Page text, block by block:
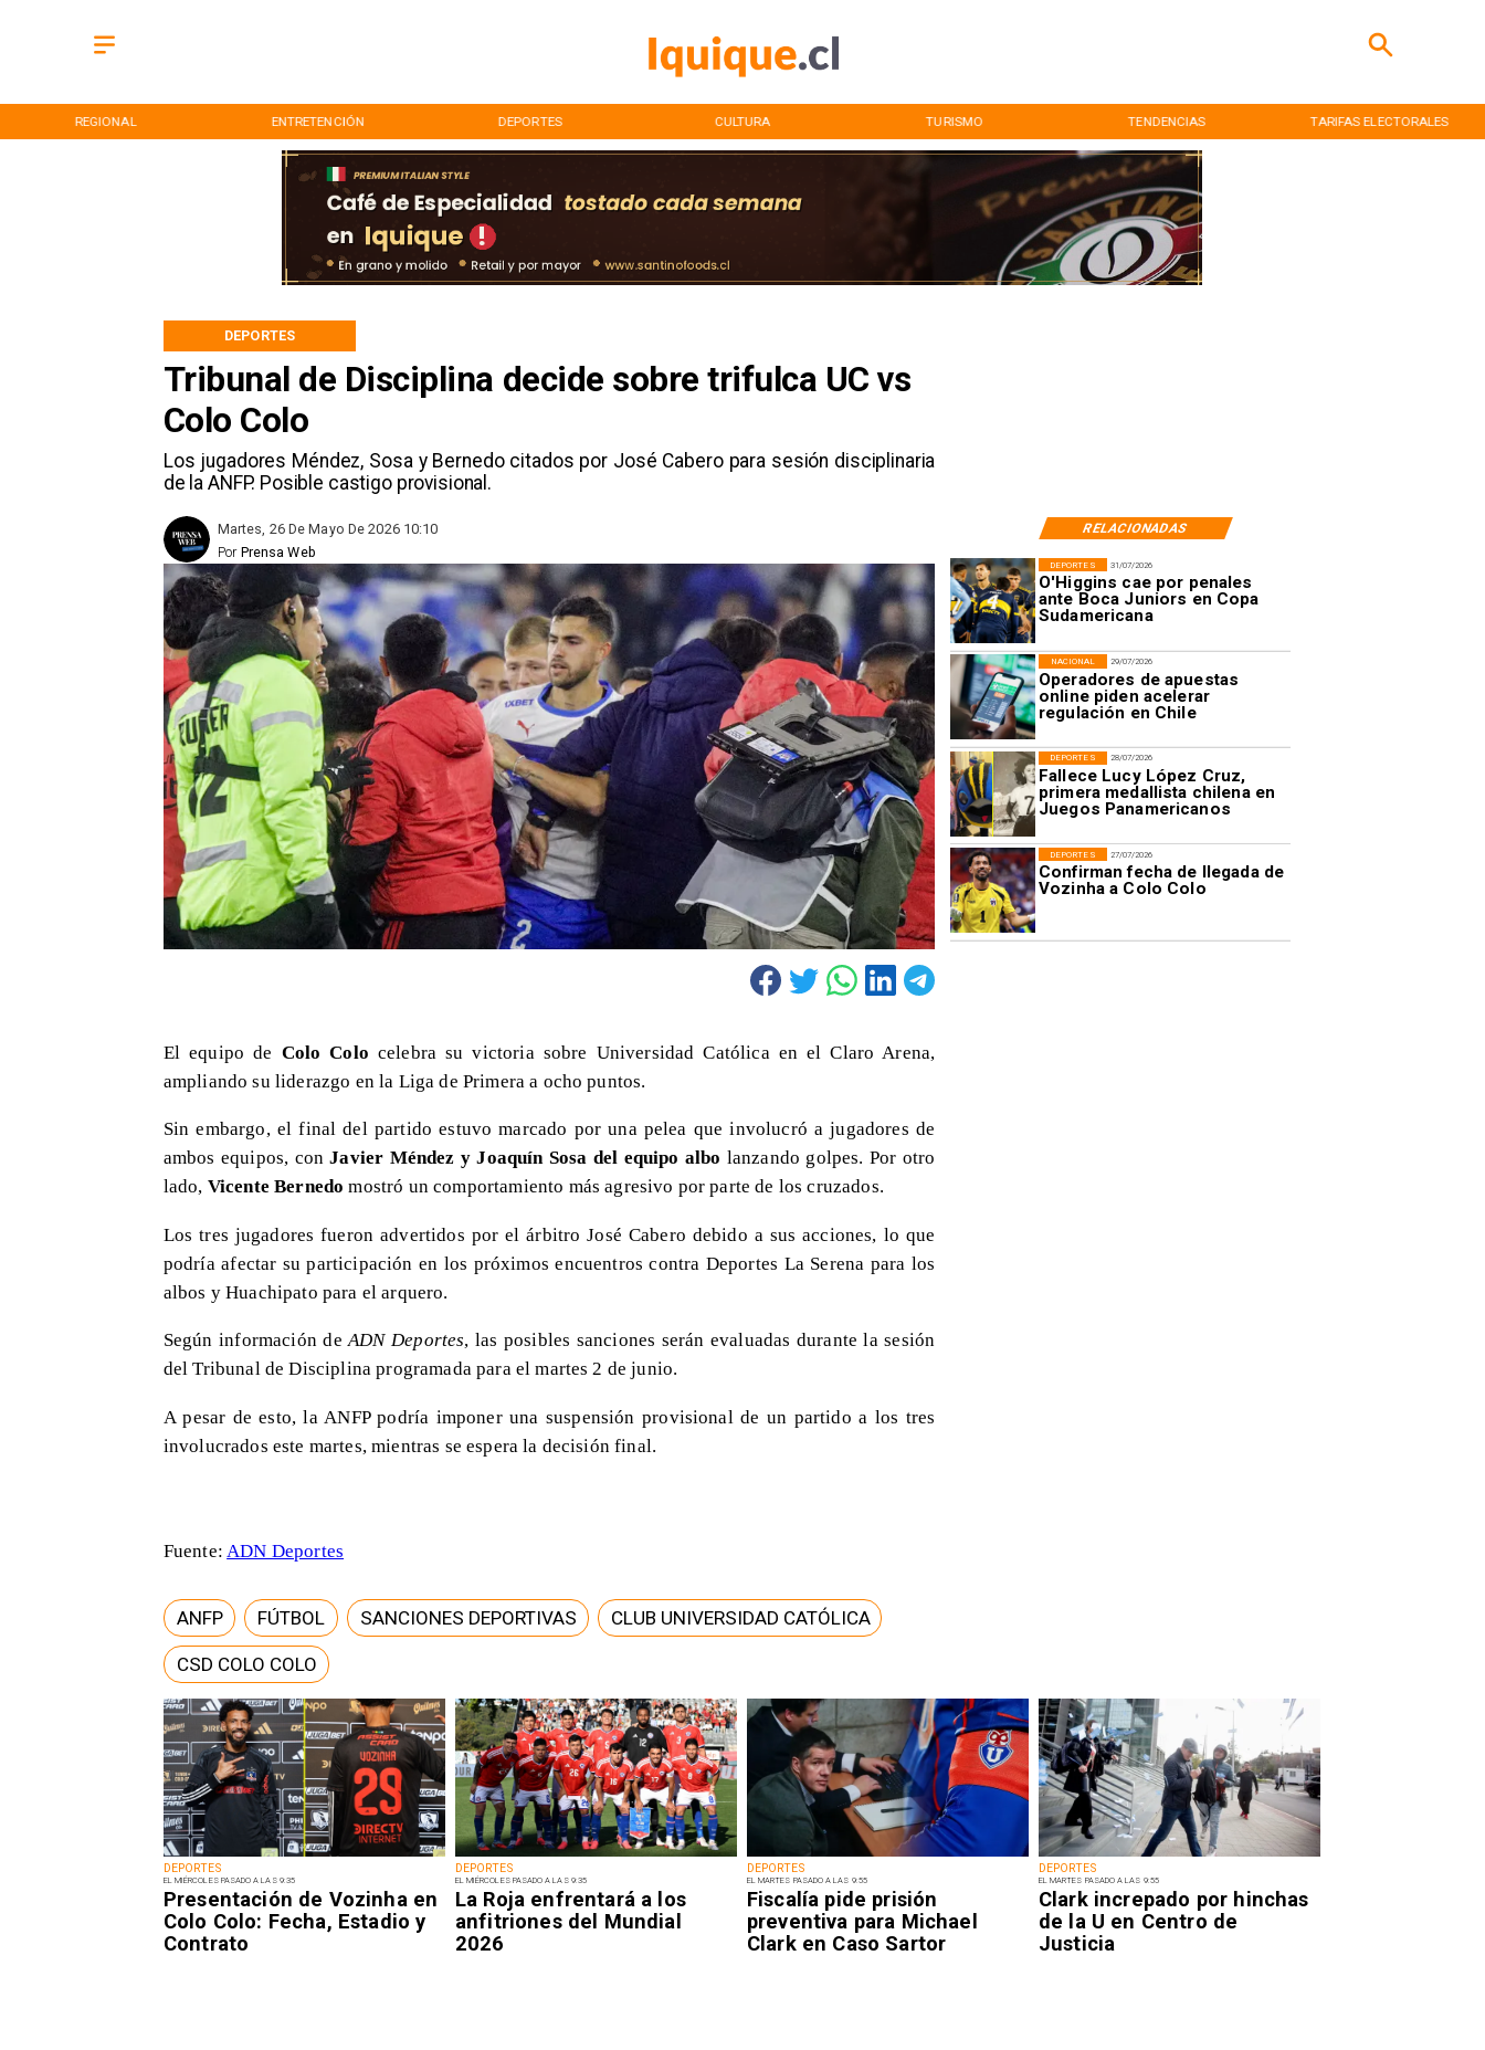
REGIONAL ENTRETENCIÓN DEPORTES CULTURA TURISMO TENDENCIAS TARIFAS ELECTORALES
Tribunal de Disciplina decide sobre trifulca UC vs
Colo Colo
Los jugadores Méndez, Sosa y Bernedo citados por José Cabero para sesión disciplinaria
de la ANFP. Posible castigo provisional.
DEPORTES
RELACIONADAS
Martes, 26 De Mayo De 2026 10:10
Prensa Web
Por
DEPORTES
EL MIÉRCOLES PASADO A LAS 9:35
Presentación de Vozinha en
Colo Colo: Fecha, Estadio y
Contrato
DEPORTES
EL MIÉRCOLES PASADO A LAS 9:35
La Roja enfrentará a los
anfitriones del Mundial
2026
DEPORTES
EL MARTES PASADO A LAS 9:55
Fiscalía pide prisión
preventiva para Michael
Clark en Caso Sartor
DEPORTES
EL MARTES PASADO A LAS 9:55
Clark increpado por hinchas
de la U en Centro de
Justicia
31/07/2026
O'Higgins cae por penales
ante Boca Juniors en Copa
Sudamericana
DEPORTES
29/07/2026
Operadores de apuestas
online piden acelerar
regulación en Chile
NACIONAL
28/07/2026
Fallece Lucy López Cruz,
primera medallista chilena en
Juegos Panamericanos
DEPORTES
27/07/2026
Confirman fecha de llegada de
Vozinha a Colo Colo
DEPORTES
El equipo de Colo Colo celebra su victoria sobre Universidad Católica en el Claro Arena,
ampliando su liderazgo en la Liga de Primera a ocho puntos.
Sin embargo, el final del partido estuvo marcado por una pelea que involucró a jugadores de
ambos equipos, conJavier Méndez y Joaquín Sosa del equipo albo lanzando golpes. Por otro
lado, Vicente Bernedo mostró un comportamiento más agresivo por parte de los cruzados.
Los tres jugadores fueron advertidos por el árbitro José Cabero debido a sus acciones, lo que
podría afectar su participación en los próximos encuentros contra Deportes La Serena para los
albos y Huachipato para el arquero.
Según información deADN Deportes, las posibles sanciones serán evaluadas durante la sesión
del Tribunal de Disciplina programada para el martes 2 de junio.
A pesar de esto, la ANFP podría imponer una suspensión provisional de un partido a los tres
involucrados este martes, mientras se espera la decisión final.
Fuente:ADN Deportes
ANFP FÚTBOL SANCIONES DEPORTIVAS CLUB UNIVERSIDAD CATÓLICA
CSD COLO COLO